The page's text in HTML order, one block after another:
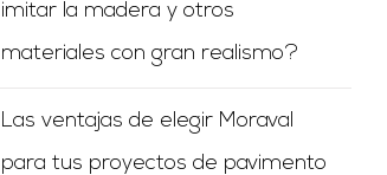
imitar la madera y otros
materiales con gran realismo?
Las ventajas de elegir Moraval
para tus proyectos de pavimento